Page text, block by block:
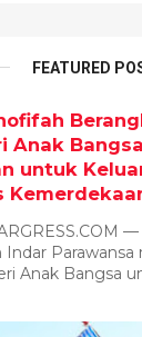
FEATURED
Anak
untuk
Indar
Anak Bangsa